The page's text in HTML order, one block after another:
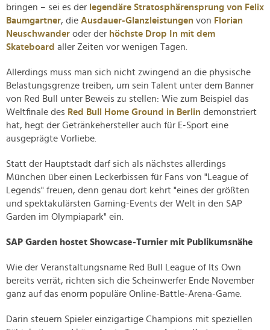
bringen – sei es der legendäre Stratosphärensprung von Felix
Baumgartner, die Ausdauer-Glanzleistungen von Florian
Neuschwander oder der höchste Drop In mit dem
Skateboard aller Zeiten vor wenigen Tagen.
Allerdings muss man sich nicht zwingend an die physische
Belastungsgrenze treiben, um sein Talent unter dem Banner
von Red Bull unter Beweis zu stellen: Wie zum Beispiel das
Weltfinale des Red Bull Home Ground in Berlin demonstriert
hat, hegt der Getränkehersteller auch für E-Sport eine
ausgeprägte Vorliebe.
Statt der Hauptstadt darf sich als nächstes allerdings
München über einen Leckerbissen für Fans von "League of
Legends" freuen, denn genau dort kehrt "eines der größten
und spektakulärsten Gaming-Events der Welt in den SAP
Garden im Olympiapark" ein.
SAP Garden hostet Showcase-Turnier mit Publikumsnähe
Wie der Veranstaltungsname Red Bull League of Its Own
bereits verrät, richten sich die Scheinwerfer Ende November
ganz auf das enorm populäre Online-Battle-Arena-Game.
Darin steuern Spieler einzigartige Champions mit speziellen